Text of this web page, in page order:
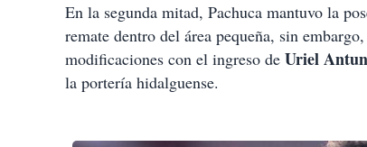
En la segunda mitad, Pachuca mantuvo la
remate dentro del área pequeña, sin
modificaciones con el ingreso de Uriel
la portería hidalguense.